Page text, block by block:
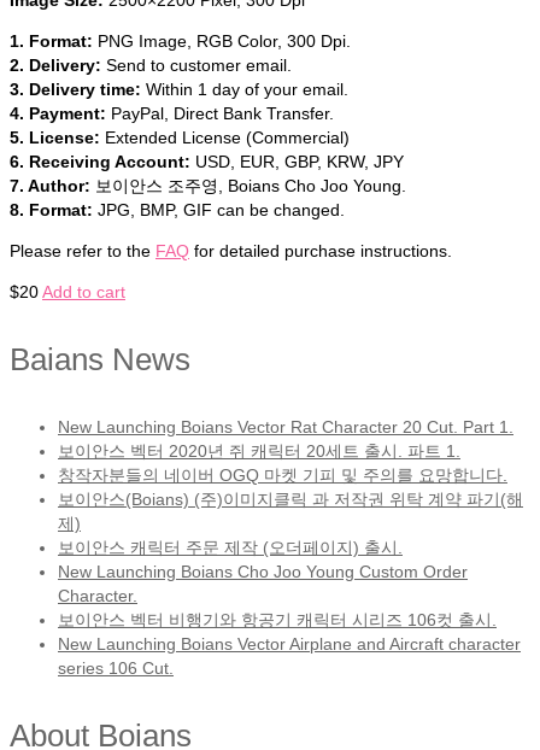
1. Format: PNG Image, RGB Color, 300 Dpi.
2. Delivery: Send to customer email.
3. Delivery time: Within 1 day of your email.
4. Payment: PayPal, Direct Bank Transfer.
5. License: Extended License (Commercial)
6. Receiving Account: USD, EUR, GBP, KRW, JPY
7. Author: 보이안스 조주영, Boians Cho Joo Young.
8. Format: JPG, BMP, GIF can be changed.
Please refer to the FAQ for detailed purchase instructions.
$20Add to cart
Baians News
New Launching Boians Vector Rat Character 20 Cut. Part 1.
보이안스 벡터 2020년 쥐 캐릭터 20세트 출시. 파트 1.
창작자분들의 네이버 OGQ 마켓 기피 및 주의를 요망합니다.
보이안스(Boians) (주)이미지클릭 과 저작권 위탁 계약 파기(해
제)
보이안스 캐릭터 주문 제작 (오더페이지) 출시.
New Launching Boians Cho Joo Young Custom Order
Character.
보이안스 벡터 비행기와 항공기 캐릭터 시리즈 106컷 출시.
New Launching Boians Vector Airplane and Aircraft character
series 106 Cut.
About Boians